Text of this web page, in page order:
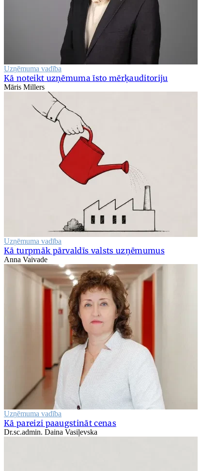
Uzņēmuma vadība
Kā noteikt uzņēmuma īsto mērķauditoriju
Māris Millers
Uzņēmuma vadība
Kā turpmāk pārvaldīs valsts uzņēmumus
Anna Vaivade
Uzņēmuma vadība
Kā pareizi paaugstināt cenas
Dr.sc.admin. Daina Vasiļevska